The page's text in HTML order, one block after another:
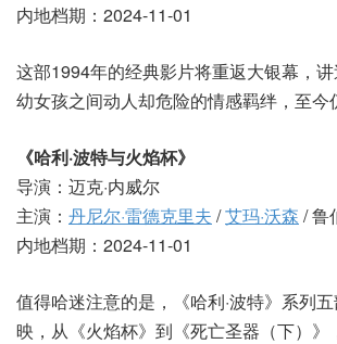
内地档期：2024-11-01
这部1994年的经典影片将重返大银幕，
幼女孩之间动人却危险的情感羁绊，至今
《哈利·波特与火焰杯》
导演：迈克·内威尔
主演： 丹尼尔·雷德克里夫 /艾玛·沃森 / 鲁
内地档期：2024-11-01
值得哈迷注意的是，《哈利·波特》系列
映，从《火焰杯》到《死亡圣器（下）》